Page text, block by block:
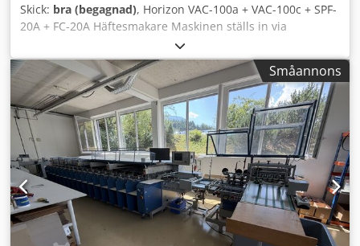
Skick: bra (begagnad), Horizon VAC-100a + VAC-100c + SPF-
20A + FC-20A Häftesmakare Maskinen ställs in via
kontrollpanelen. Tillverkad i Japan. Linjen består av: –
Horizon VAC-100A / VAC-100M Dodpfoziyt Tox Agrock
Maximal storlek: 350x500 mm Minimal storlek: 120x148
mm Vakuummatning 10 fack Stapelhöjd: 55 mm
Pappersvikt: 40-270g Elanslutning: 230V Vikt: 310 kg/enhet
Pekskärmskontroll Sensorer för pappersstopp,
dubbelmatning och utebliven matning Möjlighet att spara
9 förinställda jobb i maskinens minne Horizon SPF-20A
Maximal storlek: 500x350 mm Minimal storlek: 120x180
mm Trådhäftning Falsning Två Hohner-huvuden Horizon
FC-20 Skärtjocklek: 88 ark Elanslutning: 230V Vikt: 240 kg
Pekskärmspanel för snabba formatbyten. En
Småannons